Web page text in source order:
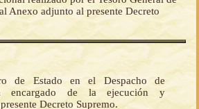
Anexo adjunto al presente Decreto
de Estado en el Despacho de
encargado de la ejecución y
Decreto Supremo.